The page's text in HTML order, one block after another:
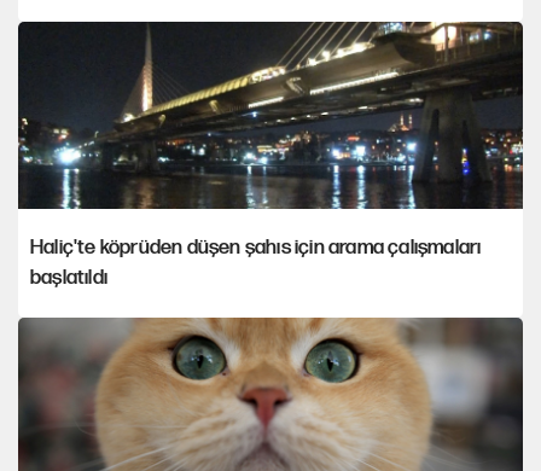
Haliç'te köprüden düşen şahıs için arama çalışmaları
başlatıldı